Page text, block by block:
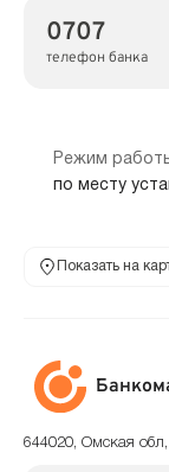
0707
телефон банка
Режим
по месту
Показать на
644020, Омская